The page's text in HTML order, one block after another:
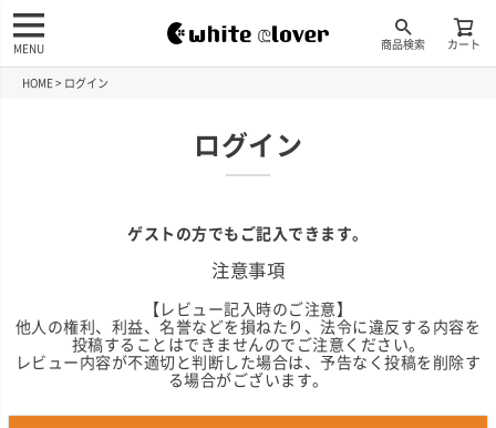
商品検索 カート
MENU
HOME ログイン
ログイン
ゲストの方でもご記入できます。
注意事項
【レビュー記入時のご注意】
他人の権利、利益、名誉などを損ねたり、法令に違反する内容を
投稿することはできませんのでご注意ください。
レビュー内容が不適切と判断した場合は、予告なく投稿を削除す
る場合がございます。